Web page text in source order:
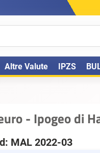
Altre Valute IPZS
- Ipogeo di
MAL 2022-03